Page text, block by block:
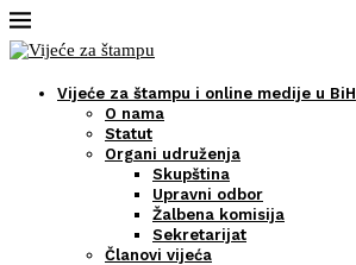
Vijeće za štampu i online medije u BiH
O nama
Statut
Organi udruženja
Skupština
Upravni odbor
Žalbena komisija
Sekretarijat
Članovi vijeća